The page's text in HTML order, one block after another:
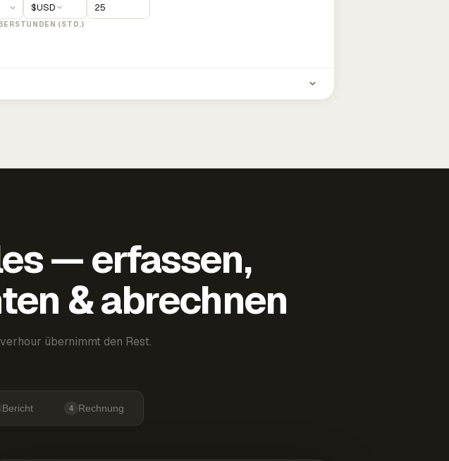
$USD
(STD.)
— erfassen,
& abrechnen
übernimmt den Rest.
Bericht 4 Rechnung